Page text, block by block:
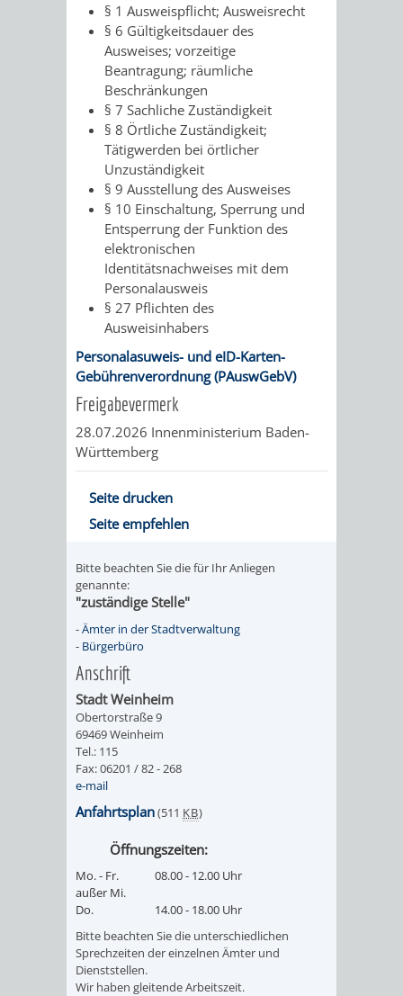
§ 1 Ausweispflicht; Ausweisrecht
§ 6 Gültigkeitsdauer des
Ausweises; vorzeitige
Beantragung; räumliche
Beschränkungen
§ 7 Sachliche Zuständigkeit
§ 8 Örtliche Zuständigkeit;
Tätigwerden bei örtlicher
Unzuständigkeit
§ 9 Ausstellung des Ausweises
§ 10 Einschaltung, Sperrung und
Entsperrung der Funktion des
elektronischen
Identitätsnachweises mit dem
Personalausweis
§ 27 Pflichten des
Ausweisinhabers
Personalasuweis- und eID-Karten-
Gebührenverordnung (PAuswGebV)
Freigabevermerk
28.07.2026 Innenministerium Baden-
Württemberg
Seite drucken
Seite empfehlen
Bitte beachten Sie die für Ihr Anliegen
genannte:
"zuständige Stelle"
-Ämter in der Stadtverwaltung
- Bürgerbüro
Anschrift
Stadt Weinheim
Obertorstraße 9
69469 Weinheim
Tel.: 115
Fax: 06201 / 82 - 268
e-mail
Anfahrtsplan(511 KB)
Öffnungszeiten:
Mo. - Fr.
außer Mi.
08.00 - 12.00 Uhr
Do.
14.00 - 18.00 Uhr
Bitte beachten Sie die unterschiedlichen
Sprechzeiten der einzelnen Ämter und
Dienststellen.
Wir haben gleitende Arbeitszeit.